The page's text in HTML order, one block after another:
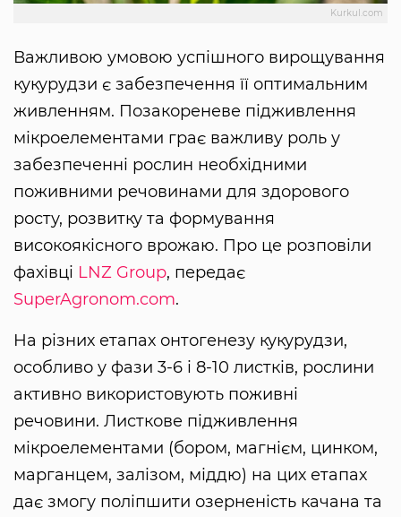
Kurkul.com
Важливою умовою успішного вирощування
кукурудзи є забезпечення її оптимальним
живленням. Позакореневе підживлення
мікроелементами грає важливу роль у
забезпеченні рослин необхідними
поживними речовинами для здорового
росту, розвитку та формування
високоякісного врожаю. Про це розповіли
фахівці LNZ Group, передає
SuperAgronom.com.
На різних етапах онтогенезу кукурудзи,
особливо у фази 3-6 і 8-10 листків, рослини
активно використовують поживні
речовини. Листкове підживлення
мікроелементами (бором, магнієм, цинком,
марганцем, залізом, міддю) на цих етапах
дає змогу поліпшити озерненість качана та